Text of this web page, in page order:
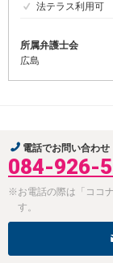
法テラス利用可
所属弁護士会
広島
電話でお問い合わせ
084-926-
※お電話の際は「ココ
す。